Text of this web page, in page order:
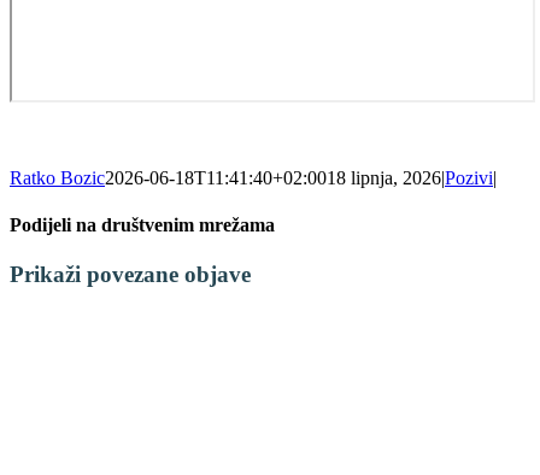
Ratko Bozic2026-06-18T11:41:40+02:0018 lipnja, 2026|Pozivi|
Podijeli na društvenim mrežama
Facebook
X
LinkedIn
WhatsApp
Tumblr
Pinterest
Email:
Prikaži povezane objave